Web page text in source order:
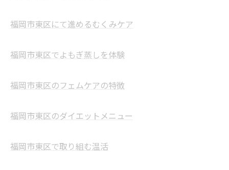
福岡市東区にて進めるむくみケア
福岡市東区でよもぎ蒸しを体験
福岡市東区のフェムケアの特徴
福岡市東区のダイエットメニュー
福岡市東区で取り組む温活